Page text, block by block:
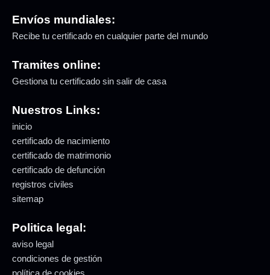
Envíos mundiales:
Recibe tu certificado en cualquier parte del mundo
Tramites online:
Gestiona tu certificado sin salir de casa
Nuestros Links:
inicio
certificado de nacimiento
certificado de matrimonio
certificado de defunción
registros civiles
sitemap
Politica legal:
aviso legal
condiciones de gestión